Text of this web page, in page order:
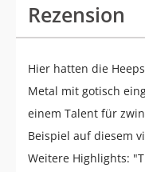
Rezension
Hier hatten die
Metal mit gotisch
einem Talent für
Beispiel auf diesem
Weitere Highlights: